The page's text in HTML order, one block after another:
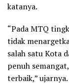
katanya.
“Pada MTQ
tidak
salah satu Kota
penuh
terbaik,” ujarnya.